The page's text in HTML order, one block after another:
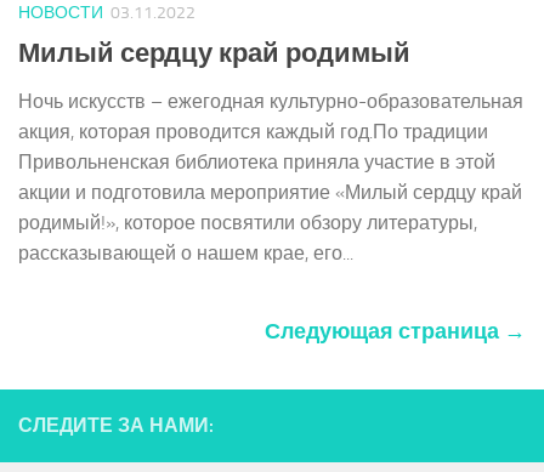
НОВОСТИ 03.11.2022
Милый сердцу край родимый
Ночь искусств – ежегодная культурно-образовательная
акция, которая проводится каждый год.По традиции
Привольненская библиотека приняла участие в этой
акции и подготовила мероприятие «Милый сердцу край
родимый!», которое посвятили обзору литературы,
рассказывающей о нашем крае, его...
Следующая страница →
СЛЕДИТЕ ЗА НАМИ: